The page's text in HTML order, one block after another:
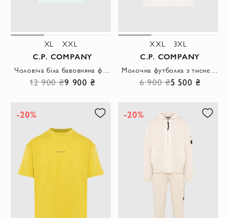
XL XXL
C.P. COMPANY
12 900 ₴9 900 ₴
XXL 3XL
C.P. COMPANY
6 900 ₴5 500 ₴
-20% -20%